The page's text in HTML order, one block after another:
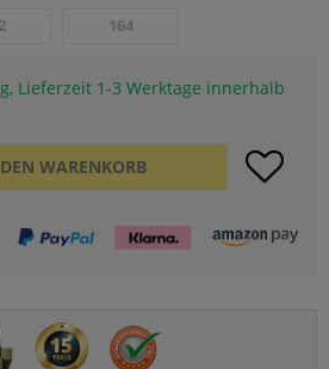
164
Lieferzeit 1-3 Werktage innerhalb
WARENKORB